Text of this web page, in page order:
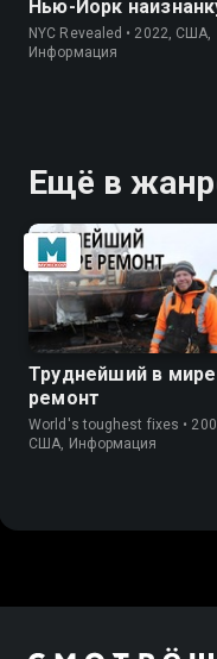
Нью-Йорк
NYC Revealed • 2022, США,
Информация
Ещё в
Труднейший в мире
ремонт
World's toughest fixes •
США, Информация